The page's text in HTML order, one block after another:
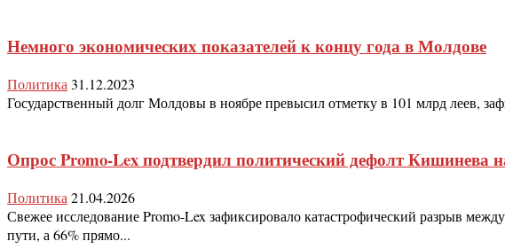
Немного экономических показателей к концу года в Молдове
Политика 31.12.2023
Государственный долг Молдовы в ноябре превысил отметку в 101 млрд леев,
Опрос Promo-Lex подтвердил политический дефолт Кишинева
Политика 21.04.2026
Свежее исследование Promo-Lex зафиксировало катастрофический разрыв
пути, а 66% прямо...